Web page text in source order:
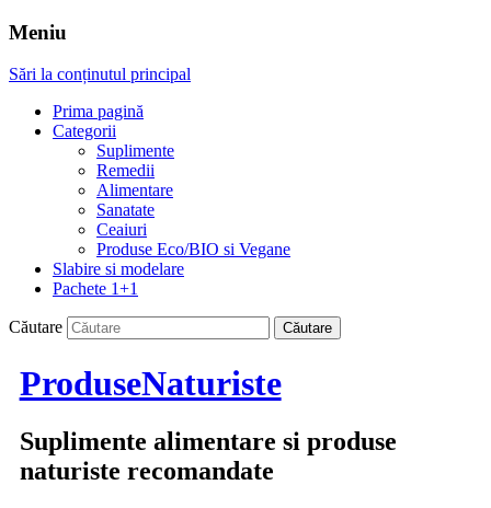
Meniu
Sări la conținutul principal
Prima pagină
Categorii
Suplimente
Remedii
Alimentare
Sanatate
Ceaiuri
Produse Eco/BIO si Vegane
Slabire si modelare
Pachete 1+1
Căutare
ProduseNaturiste
Suplimente alimentare si produse
naturiste recomandate